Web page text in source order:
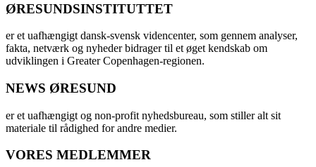
ØRESUNDSINSTITUTTET
er et uafhængigt dansk-svensk videncenter, som gennem analyser,
fakta, netværk og nyheder bidrager til et øget kendskab om
udviklingen i Greater Copenhagen-regionen.
NEWS ØRESUND
er et uafhængigt og non-profit nyhedsbureau, som stiller alt sit
materiale til rådighed for andre medier.
VORES MEDLEMMER